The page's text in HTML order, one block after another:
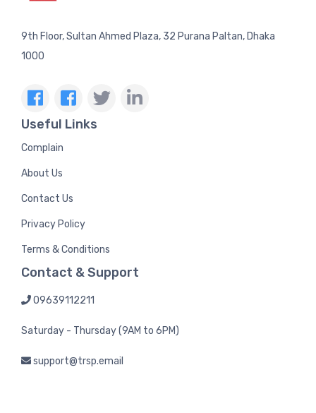
9th Floor, Sultan Ahmed Plaza, 32 Purana Paltan, Dhaka
1000
Useful Links
Complain
About Us
Contact Us
Privacy Policy
Terms & Conditions
Contact & Support
09639112211
Saturday - Thursday (9AM to 6PM)
support@trsp.email